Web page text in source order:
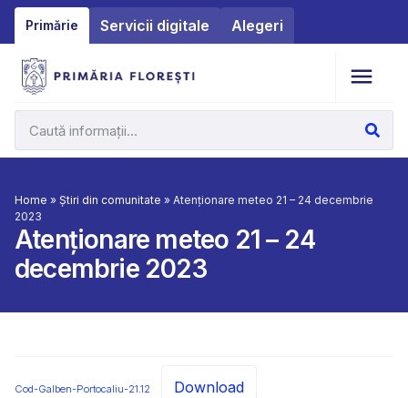
Primărie Servicii digitale Alegeri
Home » Știri din comunitate » Atenționare meteo 21 – 24 decembrie
2023
Atenționare meteo 21 – 24
decembrie 2023
Cod-Galben-Portocaliu-21.12 Download